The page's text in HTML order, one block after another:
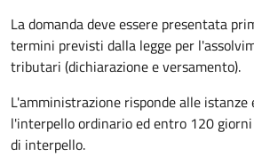
La domanda deve essere presentata
termini previsti dalla legge per
tributari (dichiarazione e versamento).
L'amministrazione risponde alle
l'interpello ordinario ed entro 120
di interpello.